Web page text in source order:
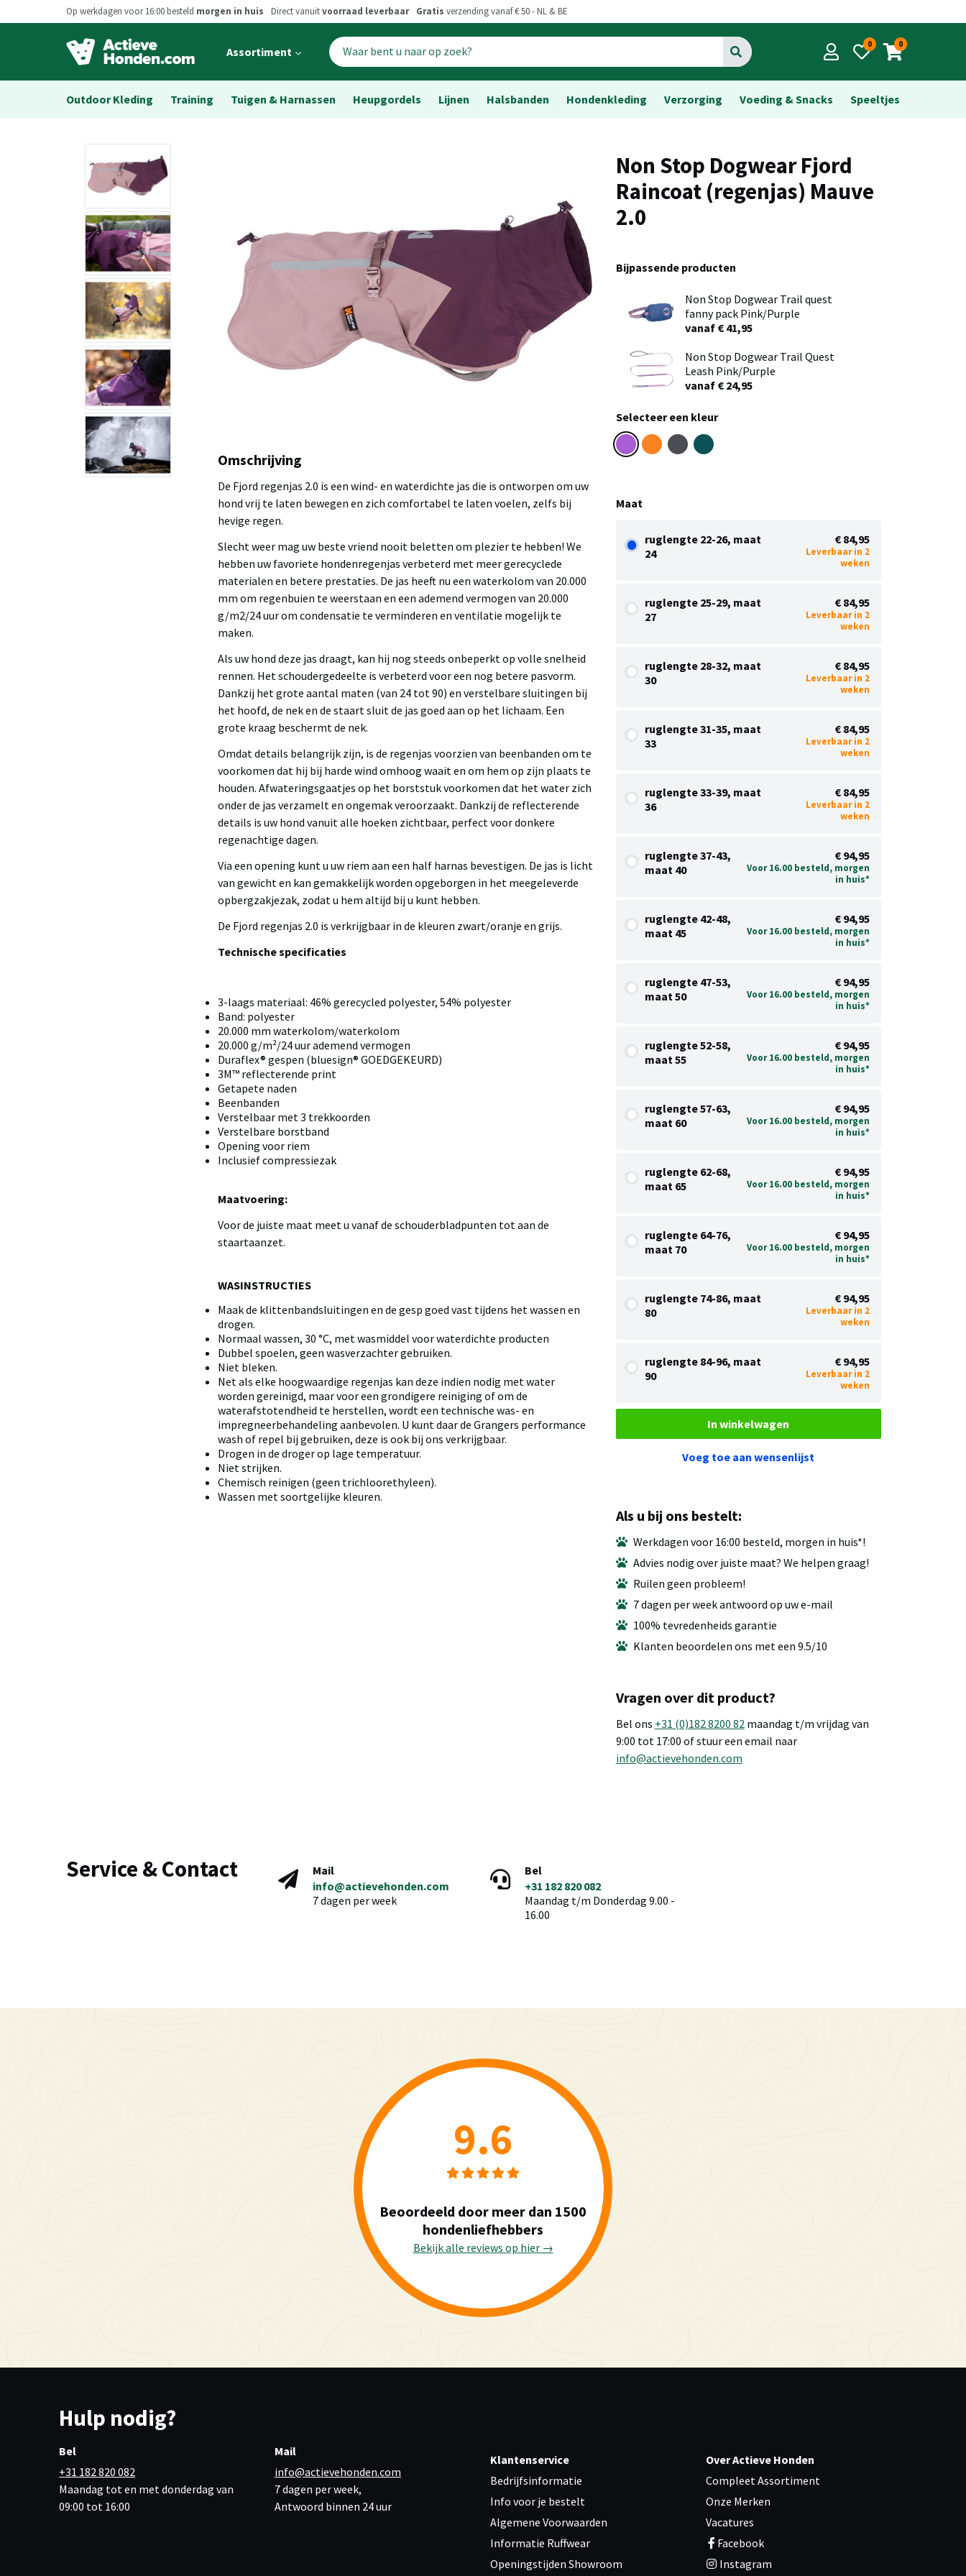
Op werkdagen voor 16:00 besteld morgen in huis Direct vanuitvoorraad leverbaar Gratis verzending vanaf € 50 - NL & BE
Open
menu
Assortiment Go 0 0
Outdoor Kleding Training Tuigen & Harnassen Heupgordels Lijnen Halsbanden Hondenkleding Verzorging Voeding & Snacks Speeltjes
Non Stop Dogwear Fjord
Raincoat (regenjas) Mauve
2.0
Bijpassende producten
Non Stop Dogwear Trail quest
fanny pack Pink/Purple
vanaf € 41,95
Non Stop Dogwear Trail Quest
Leash Pink/Purple
vanaf € 24,95
Selecteer een kleur
Maat
ruglengte 22-26, maat
24
€ 84,95
Leverbaar in 2
weken
ruglengte 25-29, maat
27
€ 84,95
Leverbaar in 2
weken
ruglengte 28-32, maat
30
€ 84,95
Leverbaar in 2
weken
ruglengte 31-35, maat
33
€ 84,95
Leverbaar in 2
weken
ruglengte 33-39, maat
36
€ 84,95
Leverbaar in 2
weken
ruglengte 37-43,
maat 40
€ 94,95
Voor 16.00 besteld, morgen
in huis*
ruglengte 42-48,
maat 45
€ 94,95
Voor 16.00 besteld, morgen
in huis*
ruglengte 47-53,
maat 50
€ 94,95
Voor 16.00 besteld, morgen
in huis*
ruglengte 52-58,
maat 55
€ 94,95
Voor 16.00 besteld, morgen
in huis*
ruglengte 57-63,
maat 60
€ 94,95
Voor 16.00 besteld, morgen
in huis*
ruglengte 62-68,
maat 65
€ 94,95
Voor 16.00 besteld, morgen
in huis*
ruglengte 64-76,
maat 70
€ 94,95
Voor 16.00 besteld, morgen
in huis*
ruglengte 74-86, maat
80
€ 94,95
Leverbaar in 2
weken
ruglengte 84-96, maat
90
€ 94,95
Leverbaar in 2
weken
In winkelwagen
Voeg toe aan wensenlijst
Omschrijving
De Fjord regenjas 2.0 is een wind- en waterdichte jas die is ontworpen om uw
hond vrij te laten bewegen en zich comfortabel te laten voelen, zelfs bij
hevige regen.
Slecht weer mag uw beste vriend nooit beletten om plezier te hebben! We
hebben uw favoriete hondenregenjas verbeterd met meer gerecyclede
materialen en betere prestaties. De jas heeft nu een waterkolom van 20.000
mm om regenbuien te weerstaan en een ademend vermogen van 20.000
g/m2/24 uur om condensatie te verminderen en ventilatie mogelijk te
maken.
Als uw hond deze jas draagt, kan hij nog steeds onbeperkt op volle snelheid
rennen. Het schoudergedeelte is verbeterd voor een nog betere pasvorm.
Dankzij het grote aantal maten (van 24 tot 90) en verstelbare sluitingen bij
het hoofd, de nek en de staart sluit de jas goed aan op het lichaam. Een
grote kraag beschermt de nek.
Omdat details belangrijk zijn, is de regenjas voorzien van beenbanden om te
voorkomen dat hij bij harde wind omhoog waait en om hem op zijn plaats te
houden. Afwateringsgaatjes op het borststuk voorkomen dat het water zich
onder de jas verzamelt en ongemak veroorzaakt. Dankzij de reflecterende
details is uw hond vanuit alle hoeken zichtbaar, perfect voor donkere
regenachtige dagen.
Via een opening kunt u uw riem aan een half harnas bevestigen. De jas is licht
van gewicht en kan gemakkelijk worden opgeborgen in het meegeleverde
opbergzakjezak, zodat u hem altijd bij u kunt hebben.
De Fjord regenjas 2.0 is verkrijgbaar in de kleuren zwart/oranje en grijs.
Technische specificaties
3-laags materiaal: 46% gerecycled polyester, 54% polyester
Band: polyester
20.000 mm waterkolom/waterkolom
20.000 g/m²/24 uur ademend vermogen
Duraflex® gespen (bluesign® GOEDGEKEURD)
3M™ reflecterende print
Getapete naden
Beenbanden
Verstelbaar met 3 trekkoorden
Verstelbare borstband
Opening voor riem
Inclusief compressiezak
Maatvoering:
Voor de juiste maat meet u vanaf de schouderbladpunten tot aan de
staartaanzet.
WASINSTRUCTIES
Maak de klittenbandsluitingen en de gesp goed vast tijdens het wassen en
drogen.
Normaal wassen, 30 °C, met wasmiddel voor waterdichte producten
Dubbel spoelen, geen wasverzachter gebruiken.
Niet bleken.
Net als elke hoogwaardige regenjas kan deze indien nodig met water
worden gereinigd, maar voor een grondigere reiniging of om de
waterafstotendheid te herstellen, wordt een technische was- en
impregneerbehandeling aanbevolen. U kunt daar de Grangers performance
wash of repel bij gebruiken, deze is ook bij ons verkrijgbaar.
Drogen in de droger op lage temperatuur.
Niet strijken.
Chemisch reinigen (geen trichloorethyleen).
Wassen met soortgelijke kleuren.
Als u bij ons bestelt:
Werkdagen voor 16:00 besteld, morgen in huis*!
Advies nodig over juiste maat? We helpen graag!
Ruilen geen probleem!
7 dagen per week antwoord op uw e-mail
100% tevredenheids garantie
Klanten beoordelen ons met een 9.5/10
Vragen over dit product?
Bel ons +31 (0)182 8200 82maandag t/m vrijdag van
9:00 tot 17:00 of stuur een email naar
info@actievehonden.com
Service & Contact
Mail
info@actievehonden.com
7 dagen per week
Bel
+31 182 820 082
Maandag t/m Donderdag 9.00 -
16.00
9.6
Beoordeeld door meer dan 1500
hondenliefhebbers
Bekijk alle reviews op hier →
Hulp nodig?
Bel
+31 182 820 082
Maandag tot en met donderdag van
09:00 tot 16:00
Mail
info@actievehonden.com
7 dagen per week,
Antwoord binnen 24 uur
Klantenservice
Bedrijfsinformatie
Info voor je bestelt
Algemene Voorwaarden
Informatie Ruffwear
Openingstijden Showroom
Over Actieve Honden
Compleet Assortiment
Onze Merken
Vacatures
Facebook
Instagram